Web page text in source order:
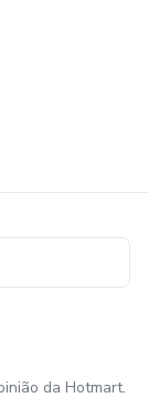
da Hotmart.